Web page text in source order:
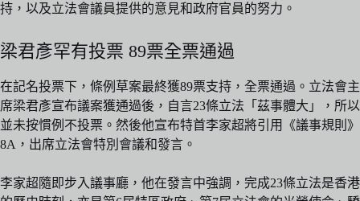
持，以及立法會議員提供的意見和政府官員的努力。
梁君彥罕有投票 89票全票通過
在記名投票下，條例草案最終獲89票支持，全票通過。立法會主
席梁君彥宣布議案獲通過後，自言23條立法「茲事體大」，所以
並未按慣例不投票。然後他宣布特首李家超將引用《議事規則》
8A，出席立法會特別會議和發言。
李家超隨即步入議事廳，他在發言中強調，完成23條立法是香港